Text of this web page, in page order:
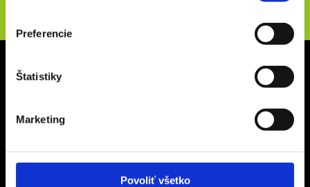
Preferencie
Štatistiky
Marketing
Povoliť všetko
DIČ CZ24311197